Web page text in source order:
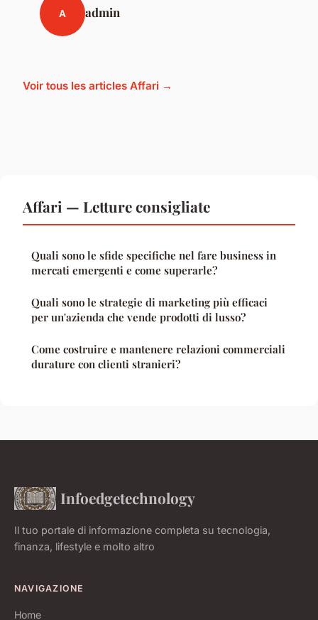
A admin
Voir tous les articles Affari →
Affari — Letture consigliate
Quali sono le sfide specifiche nel fare business in
mercati emergenti e come superarle?
Quali sono le strategie di marketing più efficaci
per un'azienda che vende prodotti di lusso?
Come costruire e mantenere relazioni commerciali
durature con clienti stranieri?
Infoedgetechnology
Il tuo portale di informazione completa su tecnologia,
finanza, lifestyle e molto altro
NAVIGAZIONE
Home